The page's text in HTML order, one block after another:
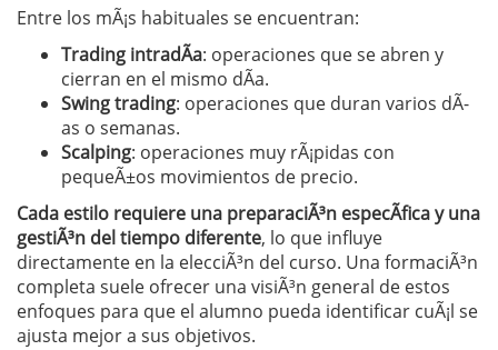
Entre los mÃ¡s habituales se encuentran:
Trading intradÃ­a: operaciones que se abren y
cierran en el mismo dÃ­a.
Swing trading: operaciones que duran varios dÃ­
as o semanas.
Scalping: operaciones muy rÃ¡pidas con
pequeÃ±os movimientos de precio.
Cada estilo requiere una preparaciÃ³n especÃ­fica y una
gestiÃ³n del tiempo diferente, lo que influye
directamente en la elecciÃ³n del curso. Una formaciÃ³n
completa suele ofrecer una visiÃ³n general de estos
enfoques para que el alumno pueda identificar cuÃ¡l se
ajusta mejor a sus objetivos.